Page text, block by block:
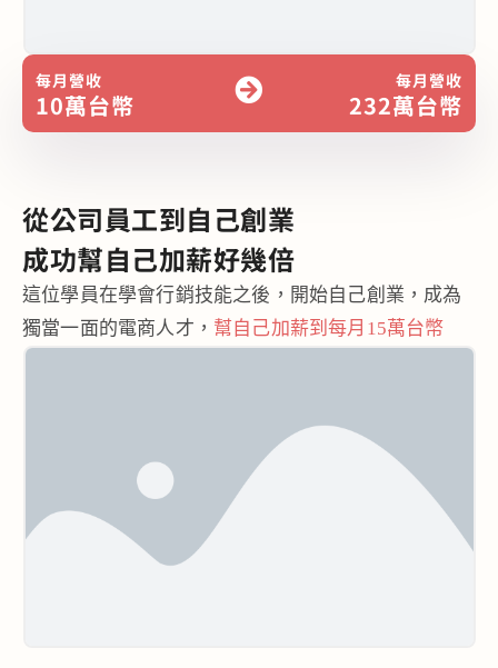
每月營收
10萬台幣
每月營收
232萬台幣
從公司員工到自己創業
成功幫自己加薪好幾倍
這位學員在學會行銷技能之後，開始自己創業，成為
獨當一面的電商人才， 幫自己加薪到每月15萬台幣